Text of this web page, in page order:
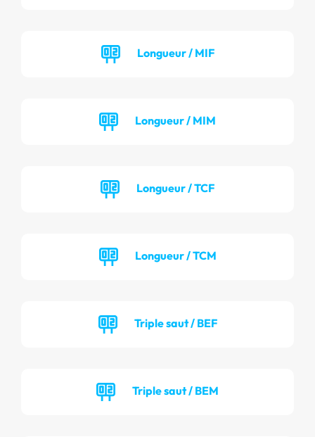
Longueur / MIF
Longueur / MIM
Longueur / TCF
Longueur / TCM
Triple saut / BEF
Triple saut / BEM